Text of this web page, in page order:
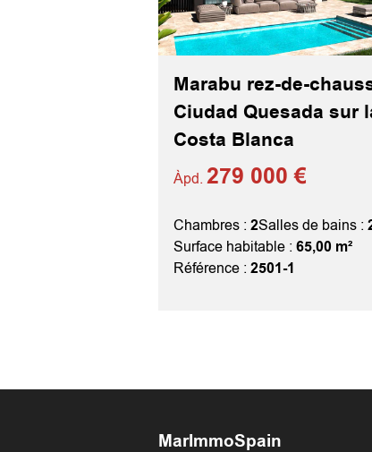
Marabu rez-de-
Ciudad Quesada sur
Costa Blanca
Àpd.279 000 €
Chambres :2Salles de bains :
Surface habitable :65,00 m²
Référence :2501-1
MarImmoSpain